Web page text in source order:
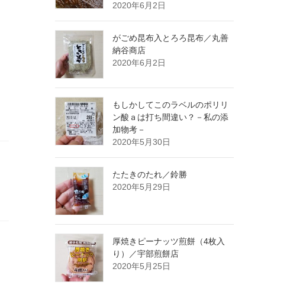
2020年6月2日
がごめ昆布入とろろ昆布／丸善
納谷商店
2020年6月2日
もしかしてこのラベルのポリリ
ン酸ａは打ち間違い？－私の添
加物考－
2020年5月30日
たたきのたれ／鈴勝
2020年5月29日
厚焼きピーナッツ煎餅（4枚入
り）／宇部煎餅店
2020年5月25日